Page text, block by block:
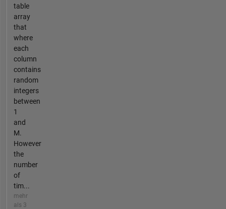
table
array
that
where
each
column
contains
random
integers
between
1
and
M.
However
the
number
of
tim...
mehr
als 3